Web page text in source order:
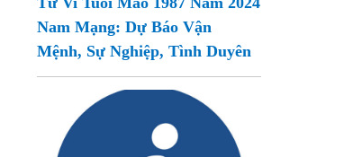
Nam Mạng: Dự Báo Vận
Mệnh, Sự Nghiệp, Tình Duyên